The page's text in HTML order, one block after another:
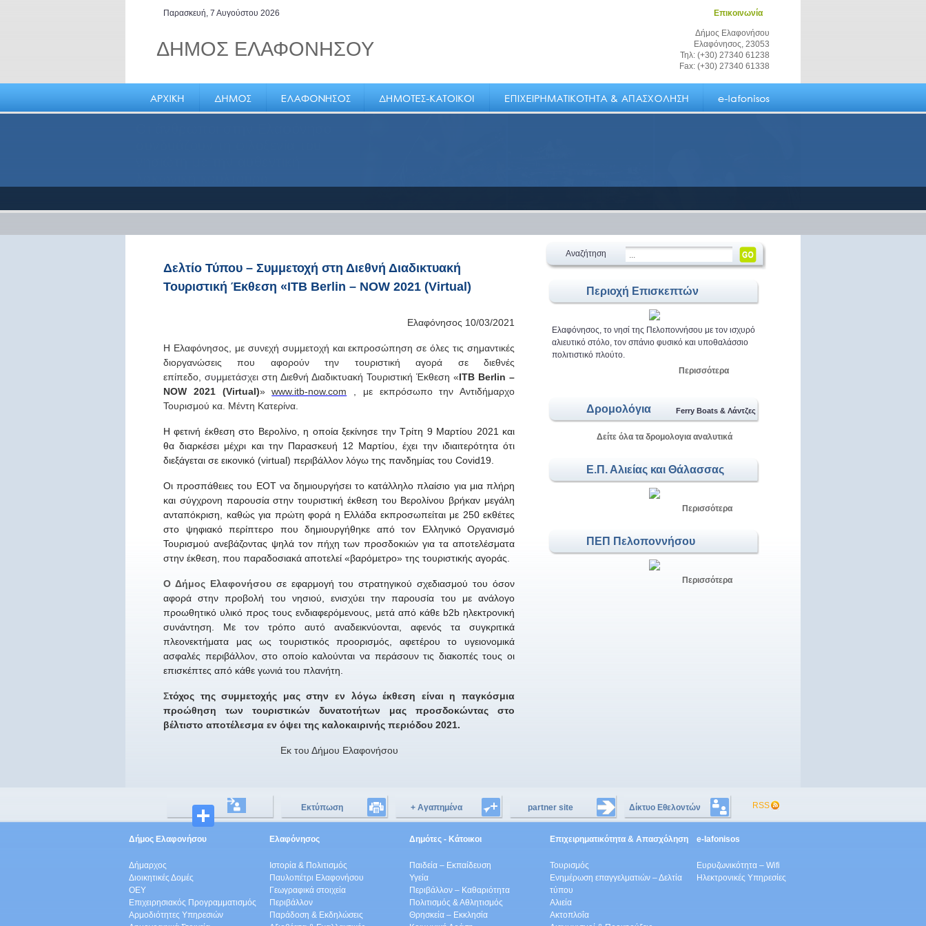
Παρασκευή, 7 Αυγούστου 2026 Επικοινωνία
ΔΗΜΟΣ ΕΛΑΦΟΝΗΣΟΥ
Δήμος Ελαφονήσου
Ελαφόνησος, 23053
Τηλ: (+30) 27340 61238
Fax: (+30) 27340 61338
Δελτίο Τύπου – Συμμετοχή στη Διεθνή Διαδικτυακή
Τουριστική Έκθεση «ITB Berlin – NOW 2021 (Virtual)
Ελαφόνησος 10/03/2021
Η Ελαφόνησος, με συνεχή συμμετοχή και εκπροσώπηση σε όλες τις σημαντικές
διοργανώσεις που αφορούν την τουριστική αγορά σε διεθνές
επίπεδο, συμμετάσχει στη Διεθνή Διαδικτυακή Τουριστική Έκθεση «ITB Berlin –
NOW 2021 (Virtual)»www.itb-now.com , με εκπρόσωποτην Αντιδήμαρχο
Τουρισμού κα. Μέντη Κατερίνα.
Η φετινή έκθεση στο Βερολίνο, η οποία ξεκίνησε τηνΤρίτη 9 Μαρτίου 2021 και
θα διαρκέσει μέχρι και την Παρασκευή 12 Μαρτίου , έχει την ιδιαιτερότητα ότι
διεξάγεται σε εικονικό (virtual) περιβάλλον λόγω της πανδημίας του Covid19.
Οι προσπάθειες του ΕΟΤ να δημιουργήσει το κατάλληλο πλαίσιο για μια πλήρη
και σύγχρονη παρουσία στην τουριστική έκθεση του Βερολίνου βρήκαν μεγάλη
ανταπόκριση, καθώς για πρώτη φορά η Ελλάδα εκπροσωπείταιμε 250 εκθέτες
στο ψηφιακό περίπτερο που δημιουργήθηκε από τον Ελληνικό Οργανισμό
Τουρισμού ανεβάζοντας ψηλά τον πήχη των προσδοκιών για τα αποτελέσματα
στην έκθεση, που παραδοσιακά αποτελεί «βαρόμετρο» της τουριστικής αγοράς.
Ο Δήμος Ελαφονήσου σε εφαρμογή του στρατηγικού σχεδιασμού του όσον
αφορά στην προβολή του νησιού, ενισχύει την παρουσία του με ανάλογο
προωθητικό υλικό προς τους ενδιαφερόμενους, μετά από κάθε b2b ηλεκτρονική
συνάντηση. Με τον τρόπο αυτό αναδεικνύονται, αφενός τα συγκριτικά
πλεονεκτήματα μας ως τουριστικός προορισμός, αφετέρου το υγειονομικά
ασφαλές περιβάλλον, στο οποίο καλούνται να περάσουν τις διακοπές τους οι
επισκέπτες από κάθε γωνιά του πλανήτη.
Στόχος της συμμετοχής μαςστην εν λόγω έκθεση είναι η παγκόσμια
προώθηση των τουριστικών δυνατοτήτων μας
προσδοκώντας στο
βέλτιστο αποτέλεσμα εν όψει της καλοκαιρινής περιόδου 2021.
Εκ του Δήμου Ελαφονήσου
Αναζήτηση
Περιοχή Επισκεπτών
Ελαφόνησος, το νησί της Πελοποννήσου με τον ισχυρό
αλιευτικό στόλο, τον σπάνιο φυσικό και υποθαλάσσιο
πολιτιστικό πλούτο.
Περισσότερα
Δρομολόγια Ferry Boats & Λάντζες
Δείτε όλα τα δρομολογια αναλυτικά
Ε.Π. Αλιείας και Θάλασσας
Περισσότερα
ΠΕΠ Πελοποννήσου
Περισσότερα
Μοιραστείτε
Εκτύπωση + Αγαπημένα partner site Δίκτυο Εθελοντών RSS
Δήμος Ελαφονήσου
Δήμαρχος
Διοικητικές Δομές
ΟEΥ
Επιχειρησιακός Προγραμματισμός
Αρμοδιότητες Υπηρεσιών
Ελαφόνησος
Ιστορία & Πολιτισμός
Παυλοπέτρι Ελαφονήσου
Γεωγραφικά στοιχεία
Περιβάλλον
Παράδοση & Εκδηλώσεις
Δημότες - Κάτοικοι
Παιδεία – Εκπαίδευση
Υγεία
Περιβάλλον – Καθαριότητα
Πολιτισμός & Αθλητισμός
Θρησκεία – Εκκλησία
Επιχειρηματικότητα & Απασχόληση
Τουρισμός
Ενημέρωση επαγγελματιών – Δελτία
τύπου
Αλιεία
Ακτοπλοΐα
e-lafonisos
Ευρυζωνικότητα – Wifi
Ηλεκτρονικές Υπηρεσίες